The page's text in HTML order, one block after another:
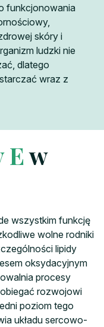
funkcjonowania
skóry i
ludzki nie
dlatego
wraz z
Ew
wszystkim funkcję
wolne rodniki
lipidy
oksydacyjnym
procesy
rozwojowi
poziom tego
układu sercowo-